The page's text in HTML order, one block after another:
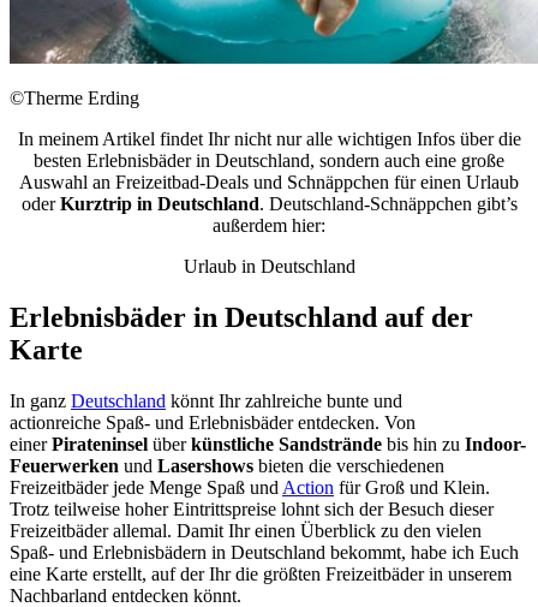
©Therme Erding
In meinem Artikel findet Ihr nicht nur alle wichtigen Infos über die
besten Erlebnisbäder in Deutschland, sondern auch eine große
Auswahl an Freizeitbad-Deals und Schnäppchen für einen Urlaub
oderKurztrip in Deutschland. Deutschland-Schnäppchen gibt’s
außerdem hier:
Urlaub in Deutschland
Erlebnisbäder in Deutschland auf der
Karte
In ganz Deutschland könnt Ihr zahlreiche bunte und
actionreiche Spaß- und Erlebnisbäder entdecken. Von
einerPirateninsel überkünstliche Sandstrände bis hin zu Indoor-
Feuerwerken und Lasershows bieten die verschiedenen
Freizeitbäder jede Menge Spaß und Action für Groß und Klein.
Trotz teilweise hoher Eintrittspreise lohnt sich der Besuch dieser
Freizeitbäder allemal. Damit Ihr einen Überblick zu den vielen
Spaß- und Erlebnisbädern in Deutschland bekommt, habe ich Euch
eine Karte erstellt, auf der Ihr die größten Freizeitbäder in unserem
Nachbarland entdecken könnt.